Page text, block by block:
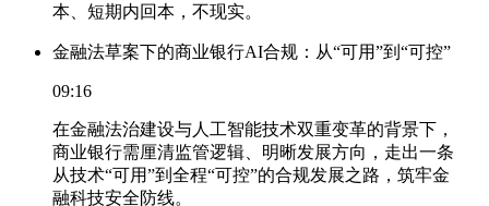
本、短期内回本，不现实。
金融法草案下的商业银行AI合规：从“可用”到“可控”
09:16
在金融法治建设与人工智能技术双重变革的背景下，
商业银行需厘清监管逻辑、明晰发展方向，走出一条
从技术“可用”到全程“可控”的合规发展之路，筑牢金
融科技安全防线。